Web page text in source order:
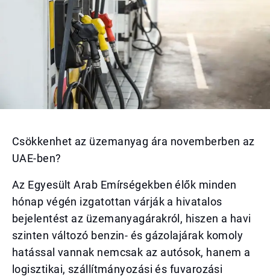
Csökkenhet az üzemanyag ára novemberben az
UAE-ben?
Az Egyesült Arab Emírségekben élők minden
hónap végén izgatottan várják a hivatalos
bejelentést az üzemanyagárakról, hiszen a havi
szinten változó benzin- és gázolajárak komoly
hatással vannak nemcsak az autósok, hanem a
logisztikai, szállítmányozási és fuvarozási